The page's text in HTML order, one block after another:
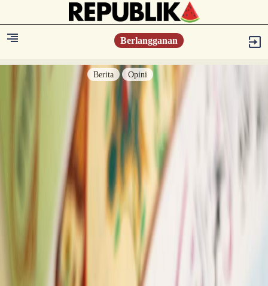
Berlangganan
Berita Opini
Islam Digest
Hikmah
Konsultasi Syariah
Resonansi